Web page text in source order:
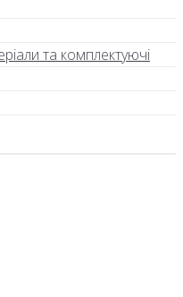
та комплектуючі